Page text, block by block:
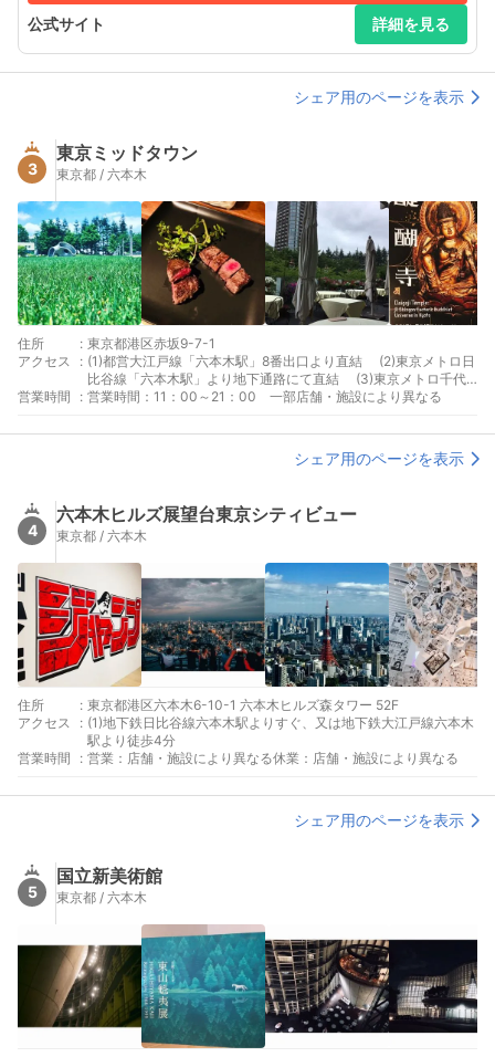
公式サイト 詳細を見る
シェア用のページを表示
3
東京ミッドタウン
東京都 / 六本木
住所 : 東京都港区赤坂9-7-1
アクセス
: (1)都営大江戸線「六本木駅」8番出口より直結 (2)東京メトロ日
比谷線「六本木駅」より地下通路にて直結 (3)東京メトロ千代
田線「乃木坂駅」3番出口より徒歩約3分 (4)東京メトロ南北線
営業時間 : 営業時間：11：00～21：00 一部店舗・施設により異なる
シェア用のページを表示
4
六本木ヒルズ展望台東京シティビュー
東京都 / 六本木
住所 : 東京都港区六本木6-10-1 六本木ヒルズ森タワー 52F
アクセス
: (1)地下鉄日比谷線六本木駅よりすぐ、又は地下鉄大江戸線六本木
駅より徒歩4分
営業時間
: 営業：店舗・施設により異なる休業：店舗・施設により異なる
シェア用のページを表示
5
国立新美術館
東京都 / 六本木